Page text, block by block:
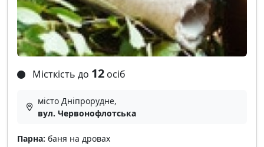
Місткість до 12 осіб
місто Дніпрорудне,
вул. Червонофлотська
Парна: баня на дровах